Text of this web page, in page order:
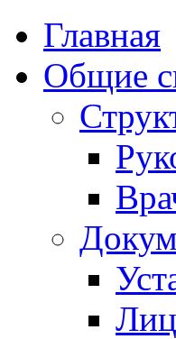
Главная
Общие